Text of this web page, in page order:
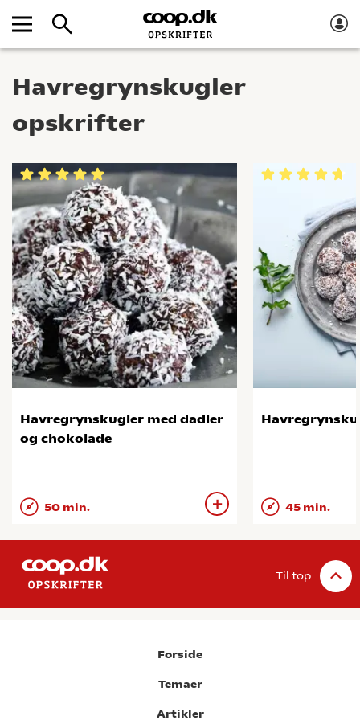
Havregrynskugler
opskrifter
Havregrynskugler med dadler
og chokolade
50 min. 45 min.
Til top
Forside
Temaer
Artikler